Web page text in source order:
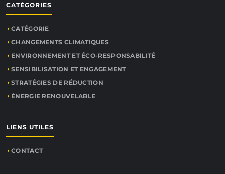
CATÉGORIES
CATÉGORIE
CHANGEMENTS CLIMATIQUES
ENVIRONNEMENT ET ÉCO-RESPONSABILITÉ
SENSIBILISATION ET ENGAGEMENT
STRATÉGIES DE RÉDUCTION
ÉNERGIE RENOUVELABLE
LIENS UTILES
CONTACT